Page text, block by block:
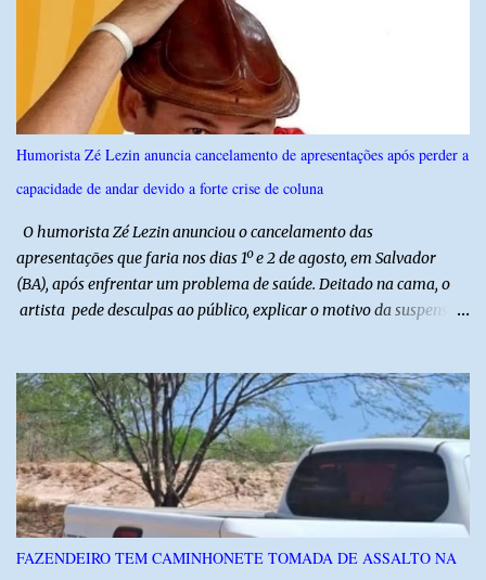
técnicas, a feira contará com programação cultural. No dia 20 de
agosto, o público poderá prestigiar o show de humor com Mução,
seguido de apresentação musical de Vê Barreto. A Frut & Tec
reforça a importância do Distrito de Irrigação do Baixo Açu como
referência na fruticultura irrigada, promovendo conhecimento,
Humorista Zé Lezin anuncia cancelamento de apresentações após perder a
capacidade de andar devido a forte crise de coluna
O humorista Zé Lezin anunciou o cancelamento das
apresentações que faria nos dias 1º e 2 de agosto, em Salvador
(BA), após enfrentar um problema de saúde. Deitado na cama, o
artista pede desculpas ao público, explicar o motivo da suspensão
impossível viajar e subir ao palco. O comediante contou que
precisou ser levado a um hospital depois de perder a capacidade
de andar normalmente. “Eu não estou conseguindo nem me
levantar direito da cama. É um processo muito dolorido”, relatou o
humorista. Durante o atendimento médico, o humorista foi
diagnosticado com “bico de papagaio” na região da coluna. De
FAZENDEIRO TEM CAMINHONETE TOMADA DE ASSALTO NA